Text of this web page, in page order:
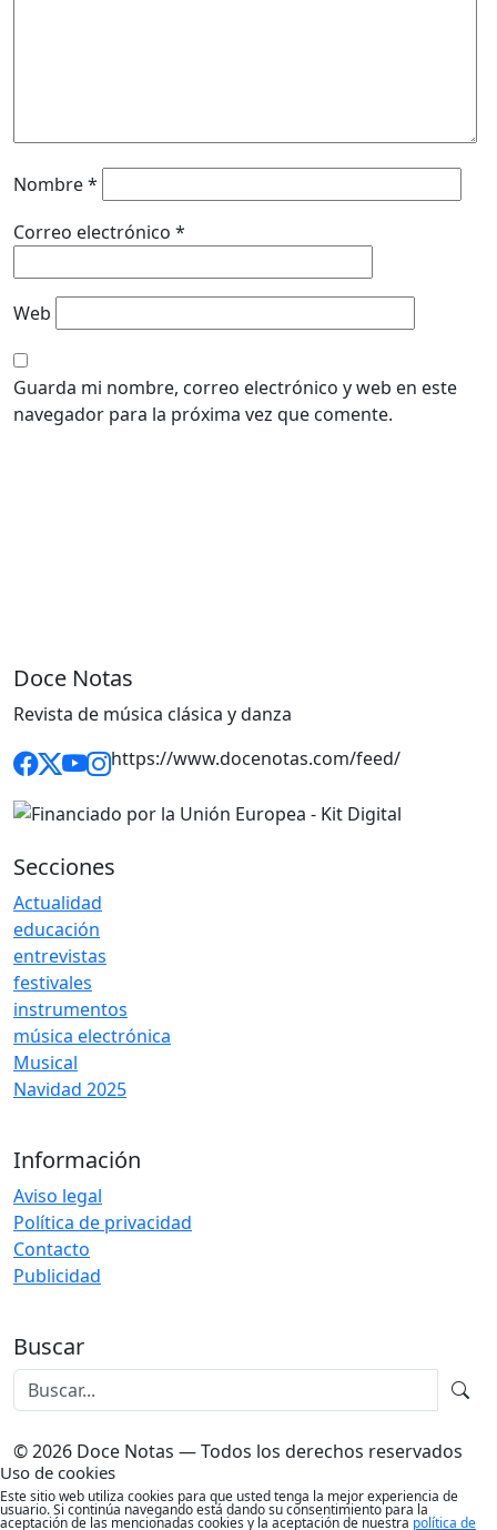
Nombre*
Correo electrónico *
Web
Guarda mi nombre, correo electrónico y web en este
navegador para la próxima vez que comente.
Doce Notas
Revista de música clásica y danza
https://www.docenotas.com/feed/
Secciones
Actualidad
educación
entrevistas
festivales
instrumentos
música electrónica
Musical
Navidad 2025
Información
Aviso legal
Política de privacidad
Contacto
Publicidad
Buscar
© 2026 Doce Notas — Todos los derechos reservados
Uso de cookies
Este sitio web utiliza cookies para que usted tenga la mejor experiencia de
usuario. Si continúa navegando está dando su consentimiento para la
aceptación de las mencionadas cookies y la aceptación de nuestra política de